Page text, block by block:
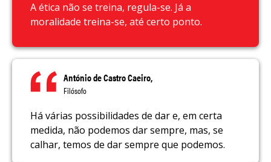
A ética não se treina, regula-se. Já a
moralidade treina-se, até certo ponto.
António de Castro Caeiro,
Filósofo
Há várias possibilidades de dar e, em certa
medida, não podemos dar sempre, mas, se
calhar, temos de dar sempre que podemos.